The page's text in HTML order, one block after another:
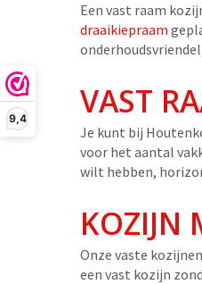
9,4
Een vast raam
draaikiepraam
VAST
Je kunt bij
voor het aantal
wilt hebben,
KOZIJN
Onze vaste
een vast kozijn